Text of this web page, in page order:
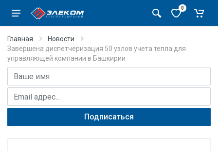
0
Главная
Новости
Завершена диспетчеризация 50 узлов учета тепла для
управляющей компании в Башкирии
Имя
E-mail адрес
Подписаться